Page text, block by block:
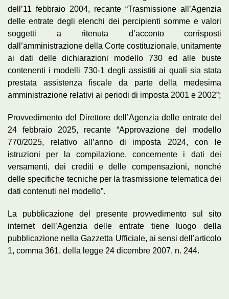
dell’11 febbraio 2004, recante “Trasmissione all’Agenzia
delle entrate degli elenchi dei percipienti somme e valori
soggetti a ritenuta d’acconto corrisposti
dall’amministrazione della Corte costituzionale, unitamente
ai dati delle dichiarazioni modello 730 ed alle buste
contenenti i modelli 730-1 degli assistiti ai quali sia stata
prestata assistenza fiscale da parte della medesima
amministrazione relativi ai periodi di imposta 2001 e 2002”;
Provvedimento del Direttore dell’Agenzia delle entrate del
24 febbraio 2025, recante “Approvazione del modello
770/2025, relativo all’anno di imposta 2024, con le
istruzioni per la compilazione, concernente i dati dei
versamenti, dei crediti e delle compensazioni, nonché
delle specifiche tecniche per la trasmissione telematica dei
dati contenuti nel modello”.
La pubblicazione del presente provvedimento sul sito
internet dell’Agenzia delle entrate tiene luogo della
pubblicazione nella Gazzetta Ufficiale, ai sensi dell’articolo
1, comma 361, della legge 24 dicembre 2007, n. 244.